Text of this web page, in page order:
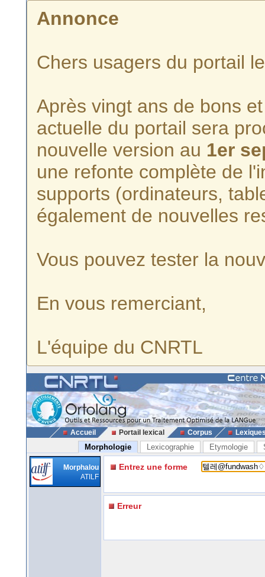
Annonce
Chers usagers du portail
Après vingt ans de bons
actuelle du portail sera
nouvelle version au 1er
une refonte complète de
supports (ordinateurs,
également de nouvelles
Vous pouvez tester la
En vous remerciant,
L'équipe du CNRTL
Accueil Portail lexical Corpus
Morphologie Lexicographie Etymologie
Morphalou
ATILF
Entrez une forme
Erreur